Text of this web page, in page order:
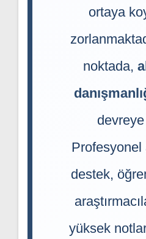
ortaya
noktada,
Profesyonel
destek,
yüksek